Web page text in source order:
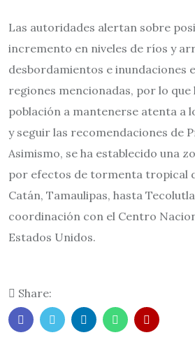
Las autoridades alertan sobre
incremento en niveles de ríos y
desbordamientos e inundaciones
regiones mencionadas, por lo que
población a mantenerse atenta a
y seguir las recomendaciones de
Asimismo, se ha establecido una
por efectos de tormenta tropical
Catán, Tamaulipas, hasta
coordinación con el Centro
Estados Unidos.
Share: